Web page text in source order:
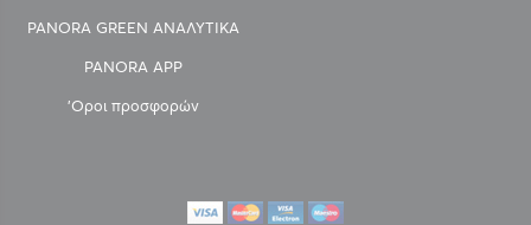
PANORA GREEN ΑΝΑΛΥΤΙΚΑ
PANORA APP
'Οροι προσφορών